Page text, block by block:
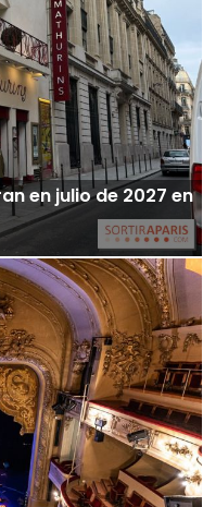
en julio de 2027 en